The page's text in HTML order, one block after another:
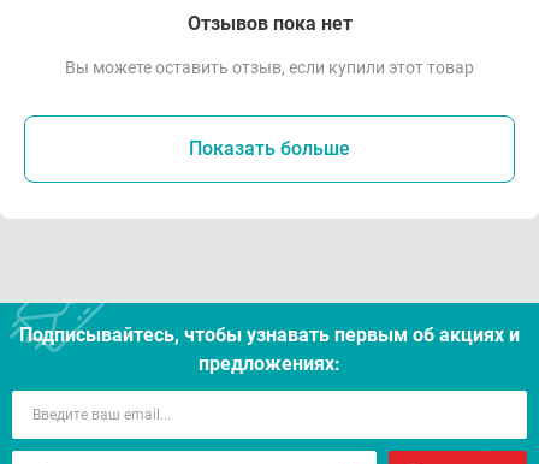
Отзывов пока нет
Вы можете оставить отзыв, если купили этот товар
Показать больше
Подписывайтесь, чтобы узнавать первым об акцияx и
предложениях: